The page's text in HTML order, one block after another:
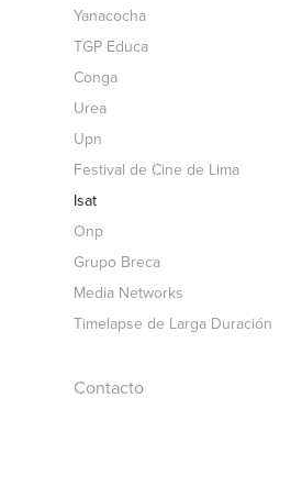
Yanacocha
TGP Educa
Conga
Urea
Upn
Festival de Cine de Lima
Isat
Onp
Grupo Breca
Media Networks
Timelapse de Larga Duración
Contacto